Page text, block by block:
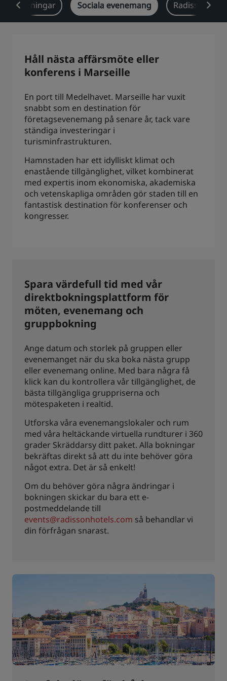
Park Plaza Park Inn by Radisson
Prize by Radisson Country Inn & Suites
Närstående företag i Kina
Jin Jiang
Kunlun Golden Tulip
Besök vår blogg
Sociala evenemang Radisson
Håll nästa affärsmöte eller
konferens i Marseille
En port till Medelhavet. Marseille har vuxit
snabbt som en destination för
företagsevenemang på senare år, tack vare
ständiga investeringar i
turisminfrastrukturen.
Hamnstaden har ett idylliskt klimat och
enastående tillgänglighet, vilket kombinerat
med expertis inom ekonomiska, akademiska
och vetenskapliga områden gör staden till en
fantastisk destination för konferenser och
kongresser.
Spara värdefull tid med vår
direktbokningsplattform för
möten, evenemang och
gruppbokning
Ange datum och storlek på gruppen eller
evenemanget när du ska boka nästa grupp
eller evenemang online. Med bara några få
klick kan du kontrollera vår tillgänglighet, de
bästa tillgängliga gruppriserna och
mötespaketen i realtid.
Utforska våra evenemangslokaler och rum
med våra heltäckande virtuella rundturer i 360
grader Skräddarsy ditt paket. Alla bokningar
bekräftas direkt så att du inte behöver göra
något extra. Det är så enkelt!
Om du behöver göra några ändringar i
bokningen skickar du bara ett e-
postmeddelande till
events@radissonhotels.com så behandlar vi
din förfrågan snarast.